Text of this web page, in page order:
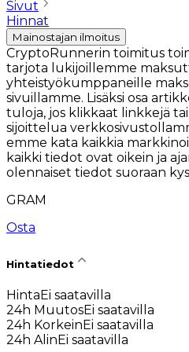
Sivut
Hinnat
Mainostajan ilmoitus
CryptoRunnerin toimitus
tarjota lukijoillemme
yhteistyökumppaneille
sivuillamme. Lisäksi osa
tuloja, jos klikkaat linkkejä
sijoittelua
emme kata kaikkia
kaikki tiedot ovat oikein ja
olennaiset tiedot suoraan
GRAM
Osta
Hintatiedot
Hinta Ei saatavilla
24h MuutosEi saatavilla
24h Korkein Ei saatavilla
24h Alin Ei saatavilla